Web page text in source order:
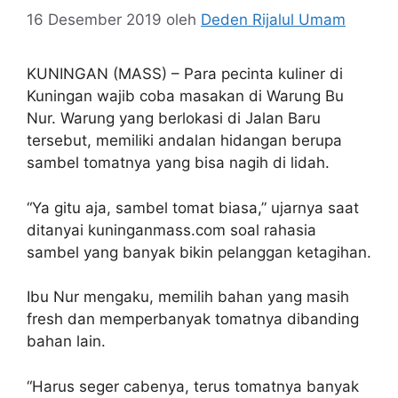
16 Desember 2019 oleh Deden Rijalul Umam
KUNINGAN (MASS) – Para pecinta kuliner di
Kuningan wajib coba masakan di Warung Bu
Nur. Warung yang berlokasi di Jalan Baru
tersebut, memiliki andalan hidangan berupa
sambel tomatnya yang bisa nagih di lidah.
“Ya gitu aja, sambel tomat biasa,” ujarnya saat
ditanyai kuninganmass.com soal rahasia
sambel yang banyak bikin pelanggan ketagihan.
Ibu Nur mengaku, memilih bahan yang masih
fresh dan memperbanyak tomatnya dibanding
bahan lain.
“Harus seger cabenya, terus tomatnya banyak